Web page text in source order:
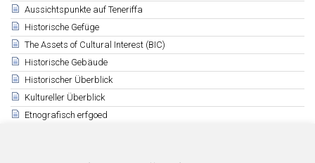
Aussichtspunkte auf Teneriffa
Historische Gefüge
The Assets of Cultural Interest (BIC)
Historische Gebäude
Historischer Überblick
Kultureller Überblick
Etnografisch erfgoed